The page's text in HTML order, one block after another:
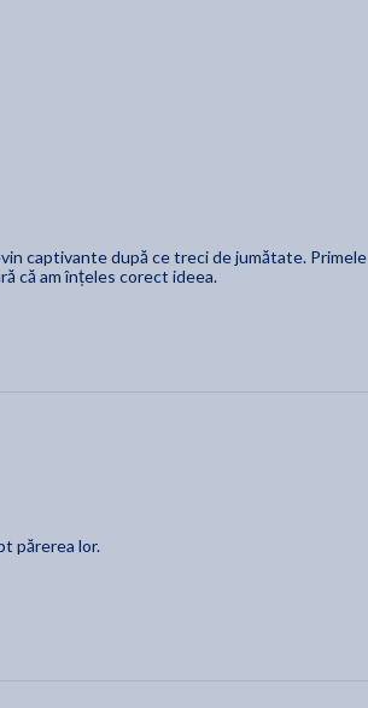
captivante după ce treci de jumătate. Primele
că am înțeles corect ideea.
părerea lor.